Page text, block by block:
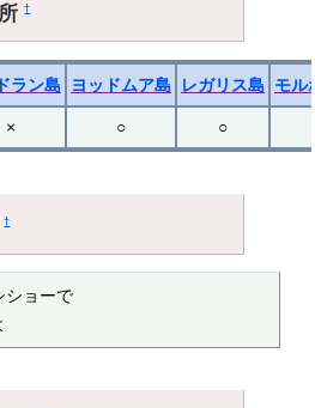
†
ラン島 ヨッドムア島 レガリス島 モル
× ○ ○
†
ショーで